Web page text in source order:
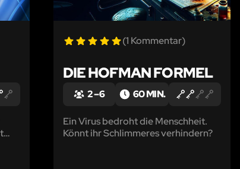
(1 Kommentar)
DIE HOFMAN FORMEL
2 – 6 60 MIN.
Ein Virus bedroht die Menschheit.
Könnt ihr Schlimmeres verhindern?